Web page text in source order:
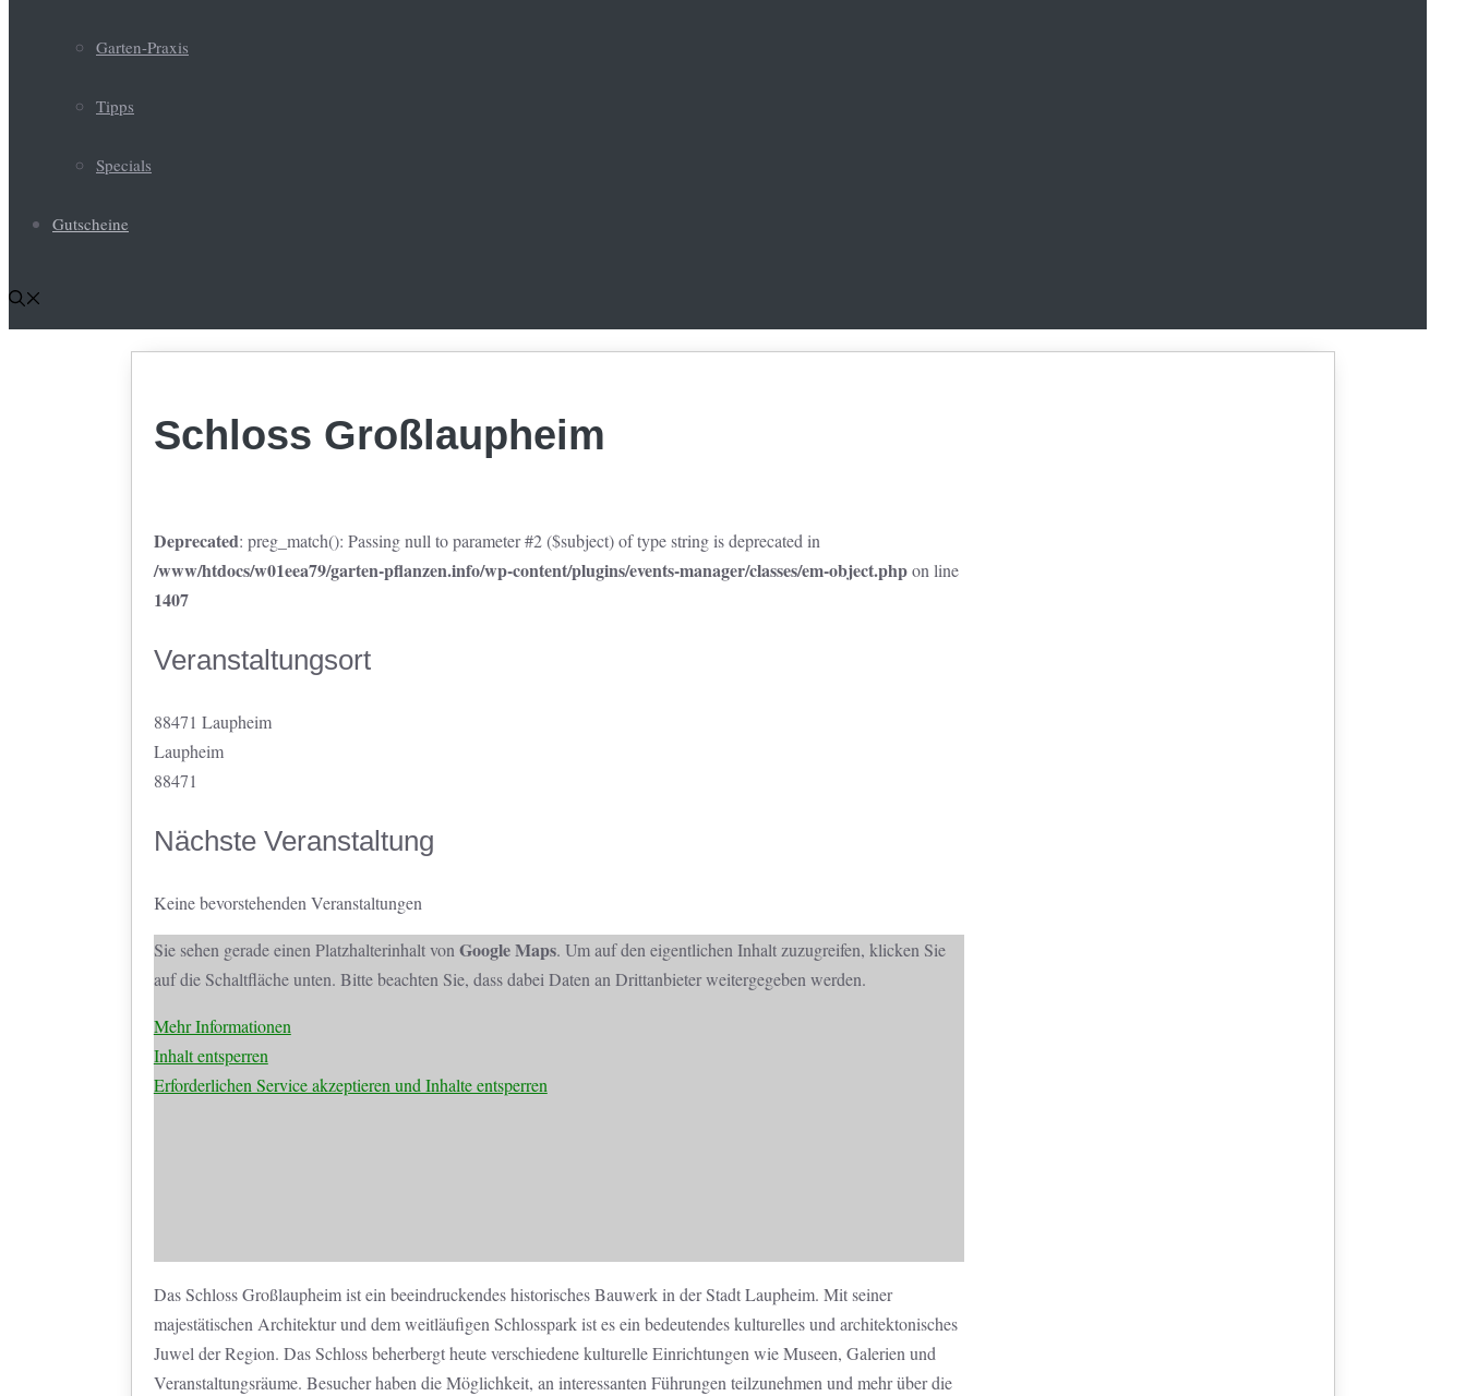
Garten-Praxis
Tipps
Specials
Gutscheine
Schloss Großlaupheim
Deprecated: preg_match(): Passing null to parameter #2 ($subject) of type string is deprecated in
/www/htdocs/w01eea79/garten-pflanzen.info/wp-content/plugins/events-manager/classes/em-object.phpon line
1407
Veranstaltungsort
88471 Laupheim
Laupheim
88471
Nächste Veranstaltung
Keine bevorstehenden Veranstaltungen
Sie sehen gerade einen Platzhalterinhalt von Google Maps. Um auf den eigentlichen Inhalt zuzugreifen, klicken Sie
auf die Schaltfläche unten. Bitte beachten Sie, dass dabei Daten an Drittanbieter weitergegeben werden.
Mehr Informationen
Inhalt entsperren
Erforderlichen Service akzeptieren und Inhalte entsperren
Das Schloss Großlaupheim ist ein beeindruckendes historisches Bauwerk in der Stadt Laupheim. Mit seiner
majestätischen Architektur und dem weitläufigen Schlosspark ist es ein bedeutendes kulturelles und architektonisches
Juwel der Region. Das Schloss beherbergt heute verschiedene kulturelle Einrichtungen wie Museen, Galerien und
Veranstaltungsräume. Besucher haben die Möglichkeit, an interessanten Führungen teilzunehmen und mehr über die